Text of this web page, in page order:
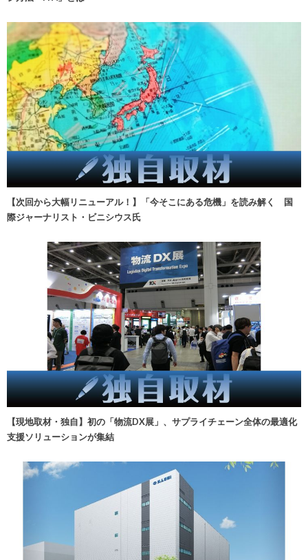
【次回から大幅リニューアル！】「今そこにある危機」を読み解く 国
際ジャーナリスト・ビニシウス氏
【現地取材・独自】初の「物流DX展」、サプライチェーン全体の最適化
支援ソリューションが集結